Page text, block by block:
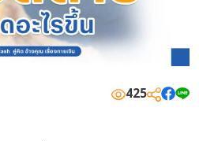
425